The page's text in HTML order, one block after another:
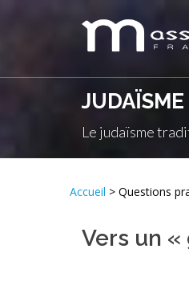
Le judaïsme
Accueil > Questions
Vers un